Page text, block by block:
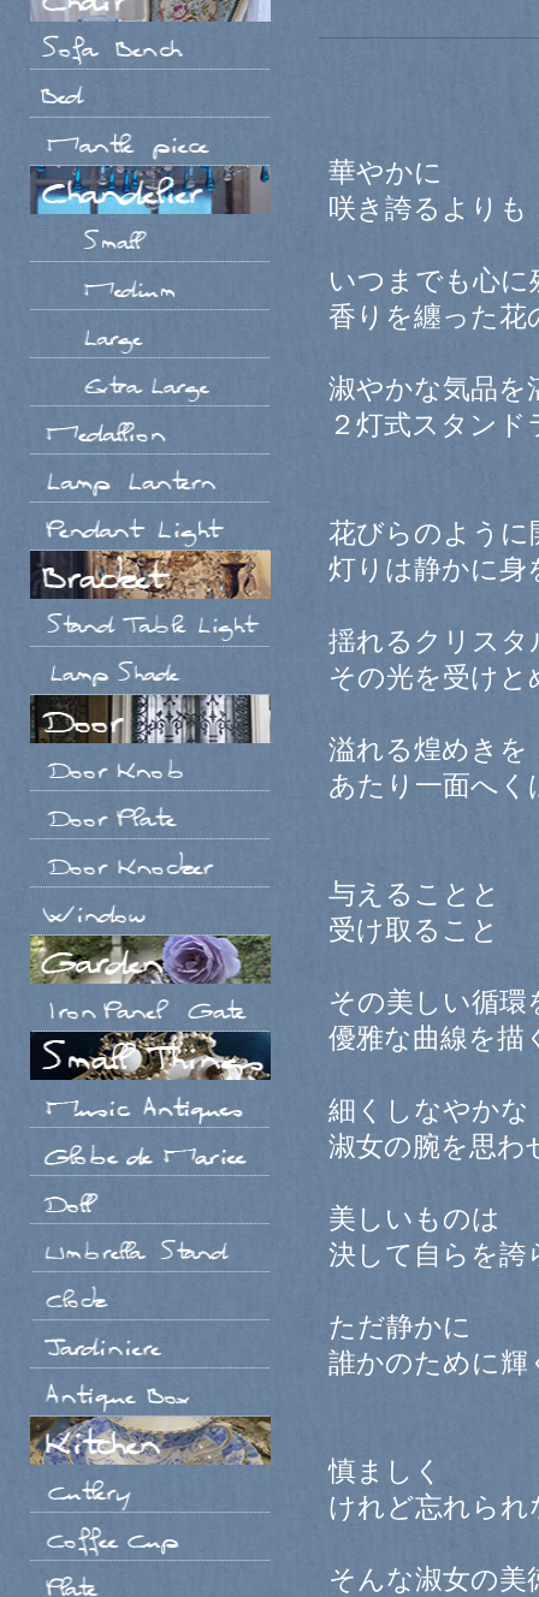
華やかに
咲き誇るよりも
いつまでも心に
香りを纏った花
淑やかな気品を
２灯式スタン
花びらのように
灯りは静かに身
揺れるクリスタ
その光を受けと
溢れる煌めきを
あたり一面へく
与えることと
受け取ること
その美しい循
優雅な曲線を描
細くしなやかな
淑女の腕を思わ
美しいものは
決して自らを誇
ただ静かに
誰かのために輝
慎ましく
けれど忘れられ
そんな淑女の